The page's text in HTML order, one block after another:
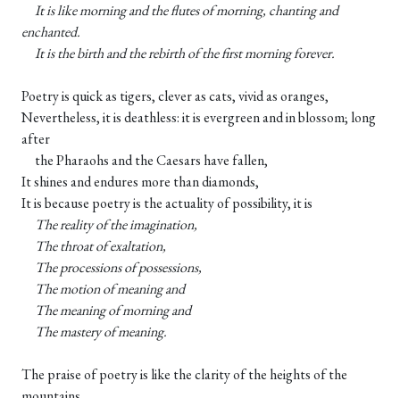
It is like morning and the flutes of morning, chanting and
enchanted.
It is the birth and the rebirth of the first morning forever.
Poetry is quick as tigers, clever as cats, vivid as oranges,
Nevertheless, it is deathless: it is evergreen and in blossom; long
after
the Pharaohs and the Caesars have fallen,
It shines and endures more than diamonds,
It is because poetry is the actuality of possibility, it is
The reality of the imagination,
The throat of exaltation,
The processions of possessions,
The motion of meaning and
The meaning of morning and
The mastery of meaning.
The praise of poetry is like the clarity of the heights of the